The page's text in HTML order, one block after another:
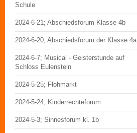
Schule
2024-6-21; Abschiedsforum Klasse 4b
2024-6-20; Abschiedsforum der Klasse 4a
2024-6-7; Musical - Geisterstunde auf
Schloss Eulenstein
2024-5-25; Flohmarkt
2024-5-24; Kinderrechteforum
2024-5-3; Sinnesforum kl. 1b